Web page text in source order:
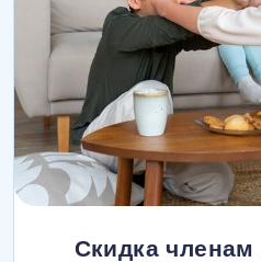
Скидка членам